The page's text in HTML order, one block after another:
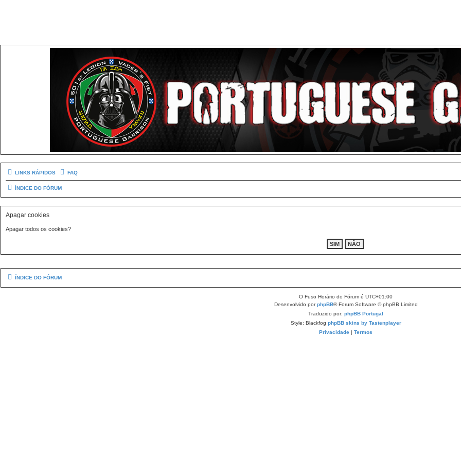
LINKS RÁPIDOS FAQ
ÍNDICE DO FÓRUM
Apagar cookies
Apagar todos os cookies?
ÍNDICE DO FÓRUM
O Fuso Horário do Fórum é UTC+01:00
Desenvolvido porphpBB® Forum Software © phpBB Limited
Traduzido por: phpBB Portugal
Style: Blackfog phpBB skins by Tastenplayer
Privacidade | Termos